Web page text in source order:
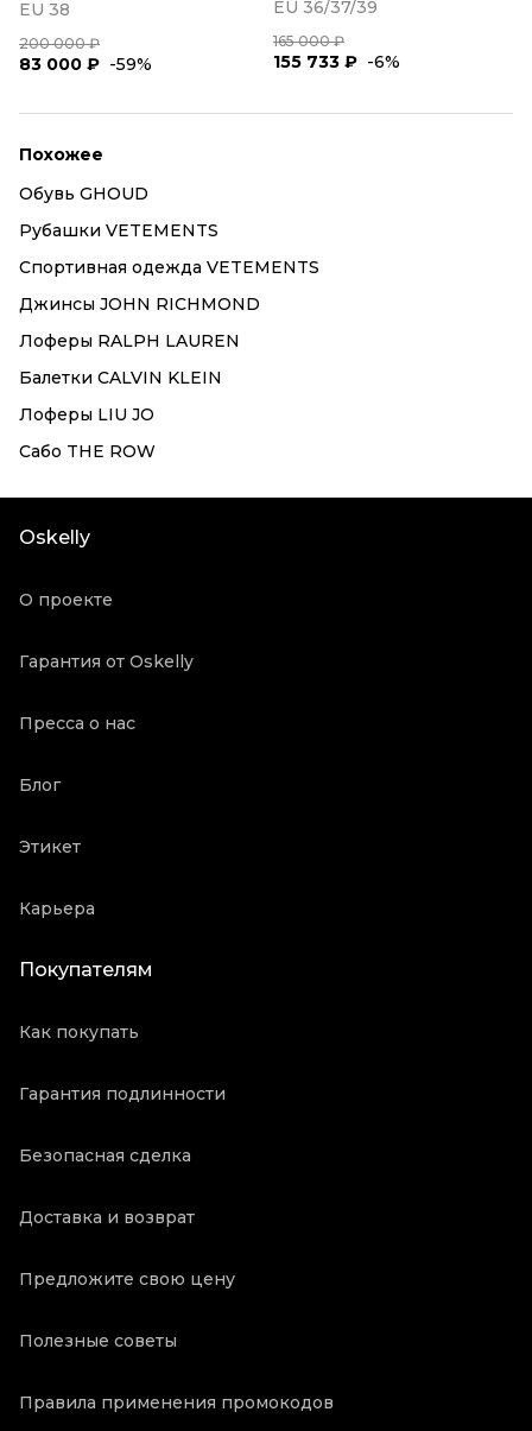
EU 38
200 000 ₽
83 000 ₽ -59%
EU 36/37/39
165 000 ₽
155 733 ₽ -6%
Похожее
Обувь GHOUD
Рубашки VETEMENTS
Спортивная одежда VETEMENTS
Джинсы JOHN RICHMOND
Лоферы RALPH LAUREN
Балетки CALVIN KLEIN
Лоферы LIU JO
Сабо THE ROW
Oskelly
О проекте
Гарантия от Oskelly
Пресса о нас
Блог
Этикет
Карьера
Покупателям
Как покупать
Гарантия подлинности
Безопасная сделка
Доставка и возврат
Предложите свою цену
Полезные советы
Правила применения промокодов